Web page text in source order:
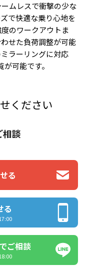
ムレスで衝撃の少な
で快適な乗り心地を
のワークアウトま
せた負荷調整が可能
ラーリングに対応
可能です。
ください
相談
る
る
ご相談